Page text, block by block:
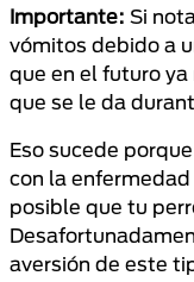
Importante: Si
vómitos debido a
que en el futuro
que se le da
Eso sucede
con la
posible que tu
aversión de este